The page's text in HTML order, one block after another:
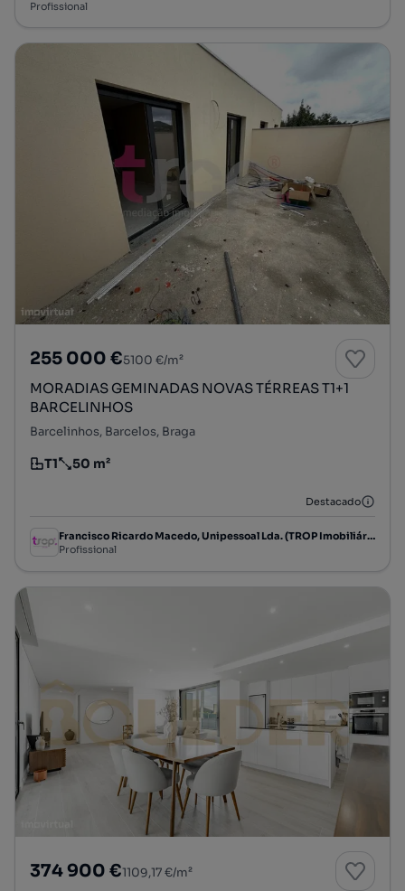
Profissional
255 000 €5100 €/m²
MORADIAS GEMINADAS NOVAS TÉRREAS T1+1
BARCELINHOS
Barcelinhos, Barcelos, Braga
Tipologia
T1
Preço por metro quadrado
50 m²
Destacado
Francisco Ricardo Macedo, Unipessoal Lda. (TROP Imobiliária)
Profissional
374 900 €1109,17 €/m²